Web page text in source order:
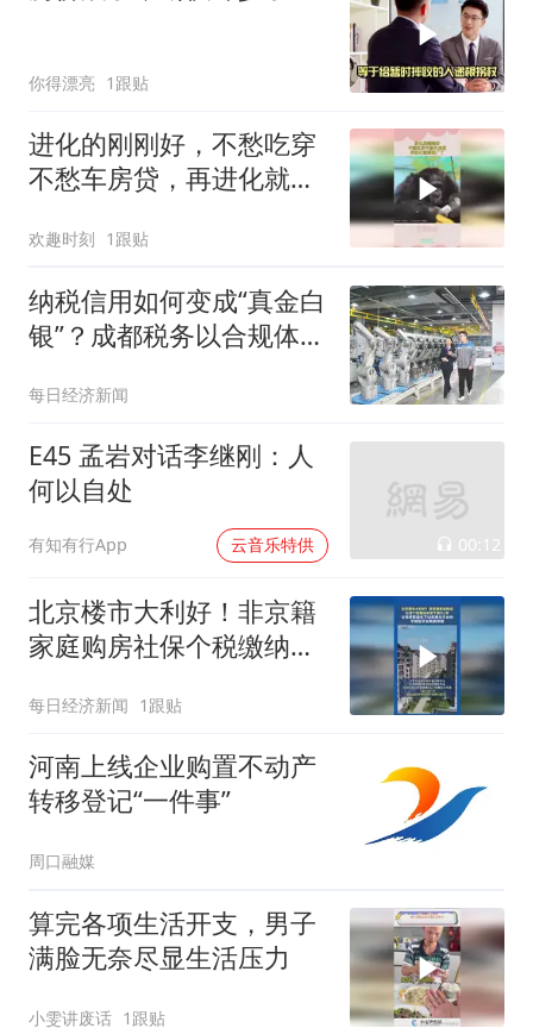
你得漂亮 1跟贴
进化的刚刚好，不愁吃穿
不愁车房贷，再进化就要
欢趣时刻 1跟贴
纳税信用如何变成“真金白
银”？成都税务以合规体系
每日经济新闻
E45 孟岩对话李继刚：人
何以自处
有知有行App 云音乐特供 00:12
北京楼市大利好！非京籍
家庭购房社保个税缴纳年
每日经济新闻 1跟贴
河南上线企业购置不动产
转移登记“一件事”
周口融媒
算完各项生活开支，男子
满脸无奈尽显生活压力
小雯讲废话 1跟贴